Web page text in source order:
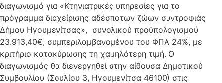
διαγωνισμό για «Κτηνιατρικές υπηρεσίες για το
πρόγραμμα διαχείρισης αδέσποτων ζώων συντροφιάς
Δήμου Ηγουμενίτσας», συνολικού προϋπολογισμού
23.913,40€, συμπεριλαμβανομένου του ΦΠΑ 24%, με
κριτήριο κατακύρωσης τη χαμηλότερη τιμή. Ο
διαγωνισμός θα διενεργηθεί στην αίθουσα Δημοτικού
Συμβουλίου (Σουλίου 3, Ηγουμενίτσα 46100) στις